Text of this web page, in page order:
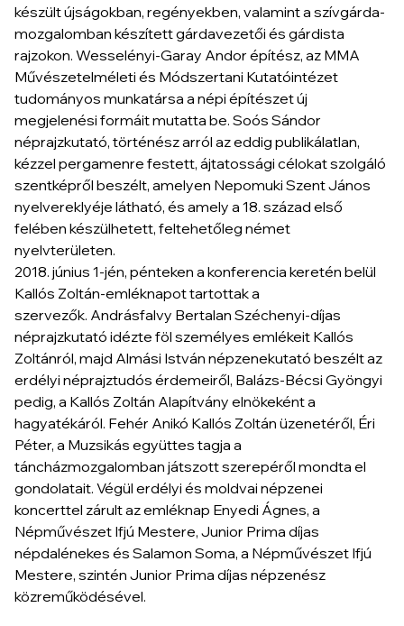
készült újságokban, regényekben, valamint a szívgárda-
mozgalomban készített gárdavezetői és gárdista
rajzokon. Wesselényi-Garay Andor építész, az MMA
Művészetelméleti és Módszertani Kutatóintézet
tudományos munkatársa a népi építészet új
megjelenési formáit mutatta be. Soós Sándor
néprajzkutató, történész arról az eddig publikálatlan,
kézzel pergamenre festett, ájtatossági célokat szolgáló
szentképről beszélt, amelyen Nepomuki Szent János
nyelvereklyéje látható, és amely a 18. század első
felében készülhetett, feltehetőleg német
nyelvterületen.
2018. június 1-jén, pénteken a konferencia keretén belül
Kallós Zoltán-emléknapot tartottak a
szervezők. Andrásfalvy Bertalan Széchenyi-díjas
néprajzkutató idézte föl személyes emlékeit Kallós
Zoltánról, majd Almási István népzenekutató beszélt az
erdélyi néprajztudós érdemeiről, Balázs-Bécsi Gyöngyi
pedig, a Kallós Zoltán Alapítvány elnökeként a
hagyatékáról. Fehér Anikó Kallós Zoltán üzenetéről, Éri
Péter, a Muzsikás együttes tagja a
táncházmozgalomban játszott szerepéről mondta el
gondolatait. Végül erdélyi és moldvai népzenei
koncerttel zárult az emléknap Enyedi Ágnes, a
Népművészet Ifjú Mestere, Junior Prima díjas
népdalénekes és Salamon Soma, a Népművészet Ifjú
Mestere, szintén Junior Prima díjas népzenész
közreműködésével.